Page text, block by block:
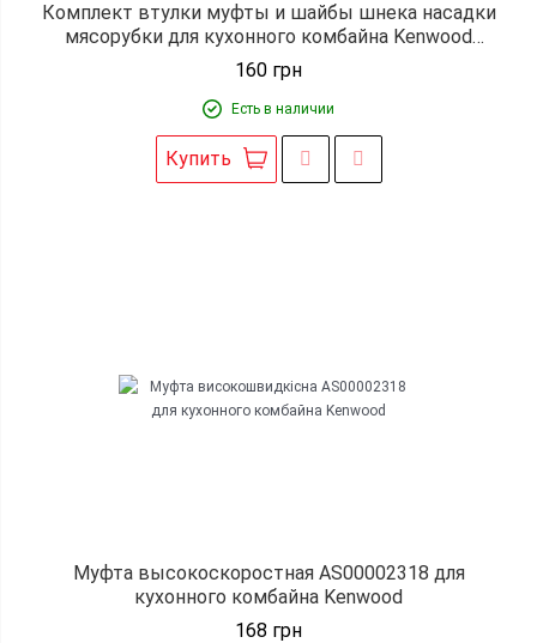
Комплект втулки муфты и шайбы шнека насадки
мясорубки для кухонного комбайна Kenwood
KW715989
160 грн
Есть в наличии
Купить
Муфта высокоскоростная AS00002318 для
кухонного комбайна Kenwood
168 грн